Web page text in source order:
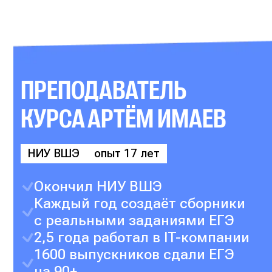
ПРЕПОДАВАТЕЛЬ
КУРСААРТЁМ ИМАЕВ
НИУ ВШЭ опыт 17 лет
Окончил НИУ ВШЭ
Каждый год создаёт сборники
с реальными заданиями ЕГЭ
2,5 года работал в IT-компании
1600 выпускников сдали ЕГЭ